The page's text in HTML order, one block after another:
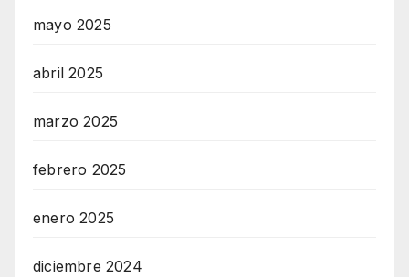
mayo 2025
abril 2025
marzo 2025
febrero 2025
enero 2025
diciembre 2024